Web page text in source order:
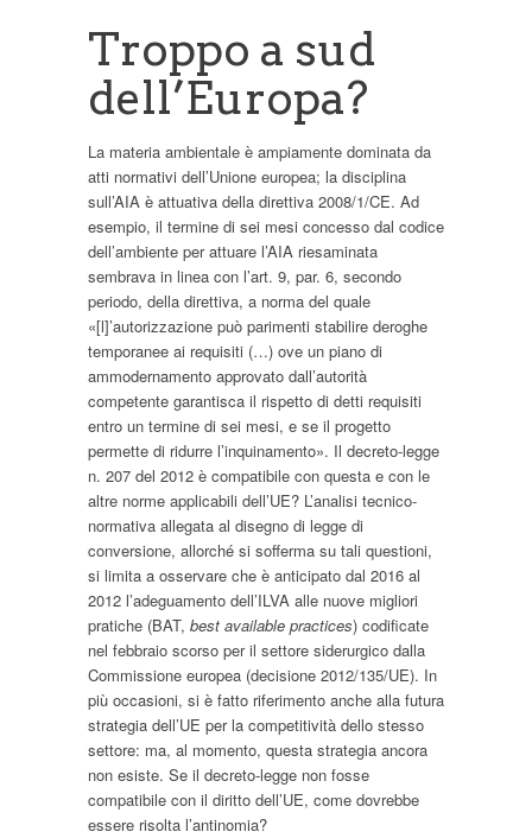
Troppo a sud
dell’Europa?
La materia ambientale è ampiamente dominata da
atti normativi dell’Unione europea; la disciplina
sull’AIA è attuativa della direttiva 2008/1/CE. Ad
esempio, il termine di sei mesi concesso dal codice
dell’ambiente per attuare l’AIA riesaminata
sembrava in linea con l’art. 9, par. 6, secondo
periodo, della direttiva, a norma del quale
«[l]’autorizzazione può parimenti stabilire deroghe
temporanee ai requisiti (…) ove un piano di
ammodernamento approvato dall’autorità
competente garantisca il rispetto di detti requisiti
entro un termine di sei mesi, e se il progetto
permette di ridurre l’inquinamento». Il decreto-legge
n. 207 del 2012 è compatibile con questa e con le
altre norme applicabili dell’UE? L’analisi tecnico-
normativa allegata al disegno di legge di
conversione, allorché si sofferma su tali questioni,
si limita a osservare che è anticipato dal 2016 al
2012 l’adeguamento dell’ILVA alle nuove migliori
pratiche (BAT, best available practices) codificate
nel febbraio scorso per il settore siderurgico dalla
Commissione europea (decisione 2012/135/UE). In
più occasioni, si è fatto riferimento anche alla futura
strategia dell’UE per la competitività dello stesso
settore: ma, al momento, questa strategia ancora
non esiste. Se il decreto-legge non fosse
compatibile con il diritto dell’UE, come dovrebbe
essere risolta l’antinomia?